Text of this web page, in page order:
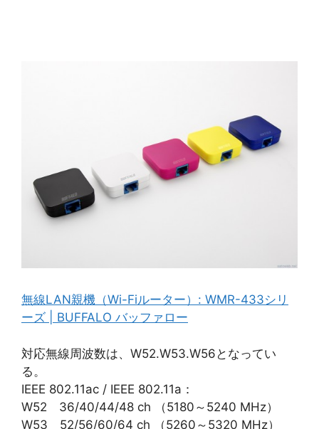
無線LAN親機（Wi-Fiルーター）: WMR-433シリ
ーズ | BUFFALO バッファロー
対応無線周波数は、W52.W53.W56となってい
る。
IEEE 802.11ac / IEEE 802.11a：
W52 36/40/44/48 ch （5180～5240 MHz）
W53 52/56/60/64 ch （5260～5320 MHz）